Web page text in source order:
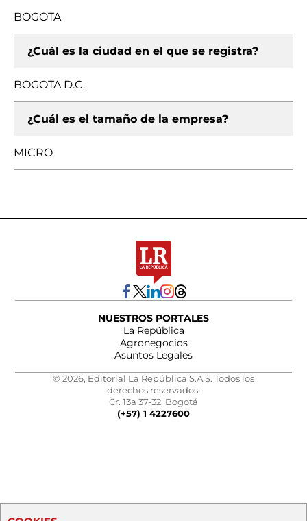
BOGOTA
¿Cuál es la ciudad en el que se registra?
BOGOTA D.C.
¿Cuál es el tamaño de la empresa?
MICRO
NUESTROS PORTALES
La República
Agronegocios
Asuntos Legales
© 2026, Editorial La República S.A.S. Todos los
derechos reservados.
Cr. 13a 37-32, Bogotá
(+57) 1 4227600